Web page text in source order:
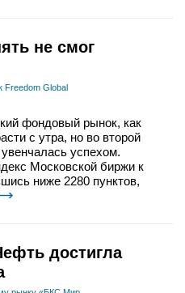
не смог
Freedom Global
фондовый рынок, как
с утра, но во второй
успехом.
Московской биржи к
ниже 2280 пунктов,
достигла